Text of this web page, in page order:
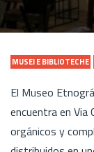
MUSEI E BIBLIOTECHE
El Museo
encuentra en Via
orgánicos y